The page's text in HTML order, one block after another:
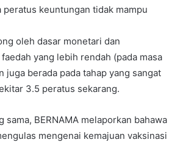
keuntungan tidak mampu
oleh dasar monetari dan
yang lebih rendah (pada masa
juga berada pada tahap yang sangat
3.5 peratus sekarang.
sama, BERNAMA melaporkan bahawa
mengenai kemajuan vaksinasi